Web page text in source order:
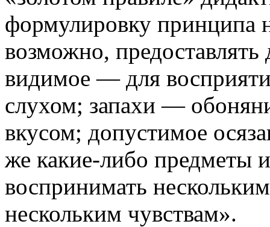
формулировку принципа
возможно,
видимое — для
слухом; запахи —
вкусом; допустимое
же какие-либо предметы
воспринимать
нескольким чувствам».